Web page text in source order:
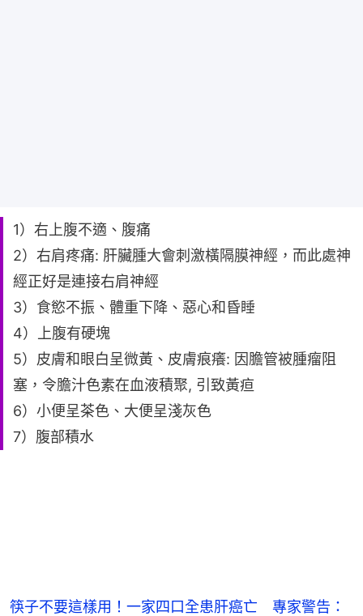
1）右上腹不適、腹痛
2）右肩疼痛: 肝臟腫大會刺激橫隔膜神經，而此處神
經正好是連接右肩神經
3）食慾不振、體重下降、惡心和昏睡
4）上腹有硬塊
5）皮膚和眼白呈微黃、皮膚痕癢: 因膽管被腫瘤阻
塞，令膽汁色素在血液積聚, 引致黃疸
6）小便呈茶色、大便呈淺灰色
7）腹部積水
筷子不要這樣用！一家四口全患肝癌亡 專家警告：